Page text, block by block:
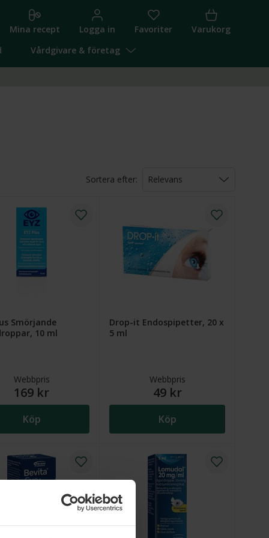
Mina recept Logga in Favoriter
Varukorg
Vårdgivare & företag
Sortera efter:
Relevans
Pris (högst först)
Namn (A-Ö)
Namn (Ö-A)
Högsta rabatt
Nyheter
Smörjande
10 ml
Webbpris
169 kr
Köp
Drop-it Endospipetter, 20 x
5 ml
Webbpris
49 kr
Köp